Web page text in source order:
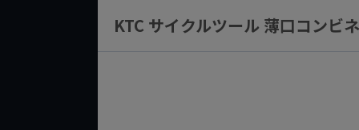
KTC サイクルツール 薄口コンビ